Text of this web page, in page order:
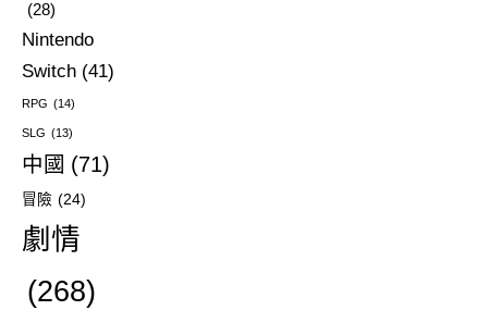
(28)
Nintendo
Switch (41)
RPG (14)
SLG (13)
中國 (71)
冒險 (24)
劇情
(268)